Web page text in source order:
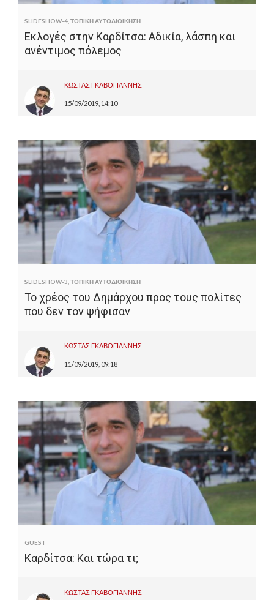
SLIDESHOW-4 ΤΟΠΙΚΗ ΑΥΤΟΔΙΟΙΚΗΣΗ
Εκλογές στην Καρδίτσα: Αδικία, λάσπη και
ανέντιμος πόλεμος
ΚΩΣΤΑΣ ΓΚΑΒΟΓΙΑΝΝΗΣ
15/09/2019, 14:10
SLIDESHOW-3 ΤΟΠΙΚΗ ΑΥΤΟΔΙΟΙΚΗΣΗ
Το χρέος του Δημάρχου προς τους πολίτες
που δεν τον ψήφισαν
ΚΩΣΤΑΣ ΓΚΑΒΟΓΙΑΝΝΗΣ
11/09/2019, 09:18
GUEST
Καρδίτσα: Και τώρα τι;
ΚΩΣΤΑΣ ΓΚΑΒΟΓΙΑΝΝΗΣ